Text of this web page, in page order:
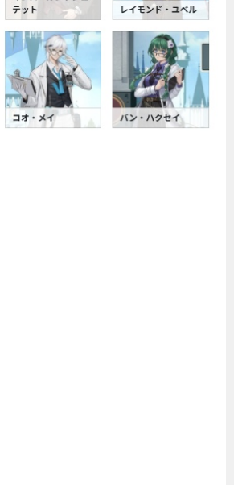
刀剣乱舞ぱずぎりのリセマラ最強キャラは
誰？Tier表
デジモンアリシオンのリセマラ最強キャラ
【Tier表】（DIGIMON ALYSION）